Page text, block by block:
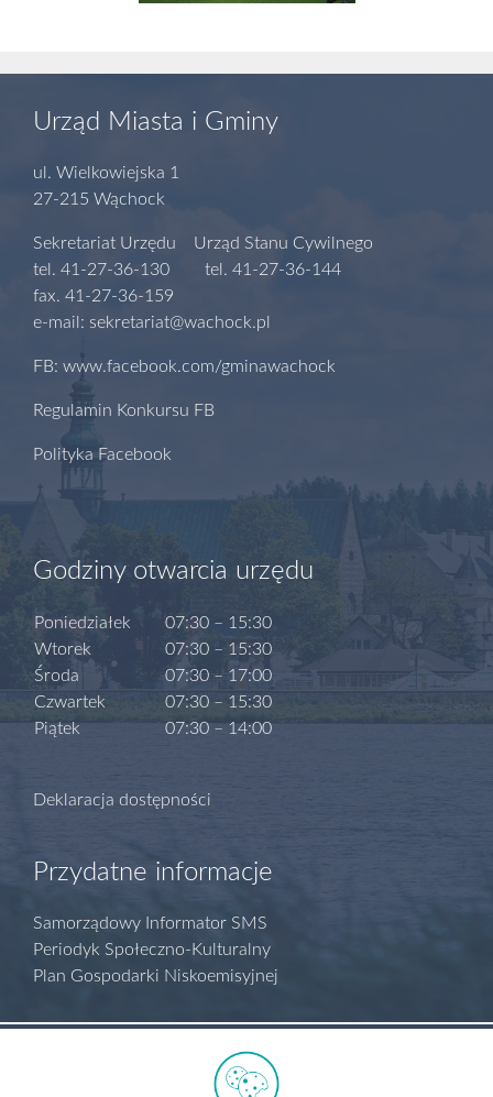
Urząd Miasta i Gminy
ul. Wielkowiejska 1
27-215 Wąchock
Sekretariat Urzędu Urząd Stanu Cywilnego
tel. 41-27-36-130 tel. 41-27-36-144
fax. 41-27-36-159
e-mail: sekretariat@wachock.pl
FB: www.facebook.com/gminawachock
Regulamin Konkursu FB
Polityka Facebook
Godziny otwarcia urzędu
Poniedziałek
Wtorek
Środa
Czwartek
Piątek
07:30 – 15:30
07:30 – 15:30
07:30 – 17:00
07:30 – 15:30
07:30 – 14:00
Deklaracja dostępności
Przydatne informacje
Samorządowy Informator SMS
Periodyk Społeczno-Kulturalny
Plan Gospodarki Niskoemisyjnej